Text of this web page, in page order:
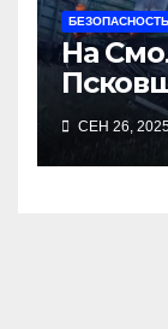
БЕЗОПАСНОСТЬ
На
СЕН 26,